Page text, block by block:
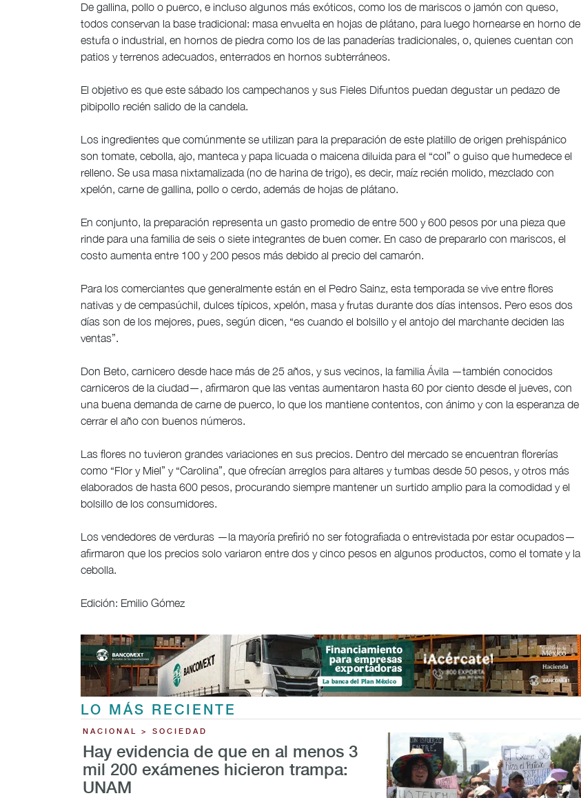
De gallina, pollo o puerco, e incluso algunos más exóticos, como los de mariscos o jamón con queso,
todos conservan la base tradicional: masa envuelta en hojas de plátano, para luego hornearse en horno de
estufa o industrial, en hornos de piedra como los de las panaderías tradicionales, o, quienes cuentan con
patios y terrenos adecuados, enterrados en hornos subterráneos.
El objetivo es que este sábado los campechanos y sus Fieles Difuntos puedan degustar un pedazo de
pibipollo recién salido de la candela.
Los ingredientes que comúnmente se utilizan para la preparación de este platillo de origen prehispánico
son tomate, cebolla, ajo, manteca y papa licuada o maicena diluida para el “col” o guiso que humedece el
relleno. Se usa masa nixtamalizada (no de harina de trigo), es decir, maíz recién molido, mezclado con
xpelón, carne de gallina, pollo o cerdo, además de hojas de plátano.
En conjunto, la preparación representa un gasto promedio de entre 500 y 600 pesos por una pieza que
rinde para una familia de seis o siete integrantes de buen comer. En caso de prepararlo con mariscos, el
costo aumenta entre 100 y 200 pesos más debido al precio del camarón.
Para los comerciantes que generalmente están en el Pedro Sainz, esta temporada se vive entre flores
nativas y de cempasúchil, dulces típicos, xpelón, masa y frutas durante dos días intensos. Pero esos dos
días son de los mejores, pues, según dicen, “es cuando el bolsillo y el antojo del marchante deciden las
ventas”.
Don Beto, carnicero desde hace más de 25 años, y sus vecinos, la familia Ávila —también conocidos
carniceros de la ciudad—, afirmaron que las ventas aumentaron hasta 60 por ciento desde el jueves, con
una buena demanda de carne de puerco, lo que los mantiene contentos, con ánimo y con la esperanza de
cerrar el año con buenos números.
Las flores no tuvieron grandes variaciones en sus precios. Dentro del mercado se encuentran florerías
como “Flor y Miel” y “Carolina”, que ofrecían arreglos para altares y tumbas desde 50 pesos, y otros más
elaborados de hasta 600 pesos, procurando siempre mantener un surtido amplio para la comodidad y el
bolsillo de los consumidores.
Los vendedores de verduras —la mayoría prefirió no ser fotografiada o entrevistada por estar ocupados—
afirmaron que los precios solo variaron entre dos y cinco pesos en algunos productos, como el tomate y la
cebolla.
Edición: Emilio Gómez
LO MÁS RECIENTE
NACIONAL > SOCIEDAD
Hay evidencia de que en al menos 3
mil 200 exámenes hicieron trampa:
UNAM